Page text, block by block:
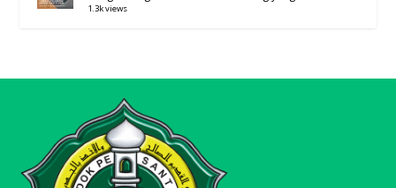
1.3k views